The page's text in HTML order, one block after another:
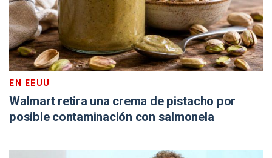
EN EEUU
Walmart retira una crema de pistacho por
posible contaminación con salmonela